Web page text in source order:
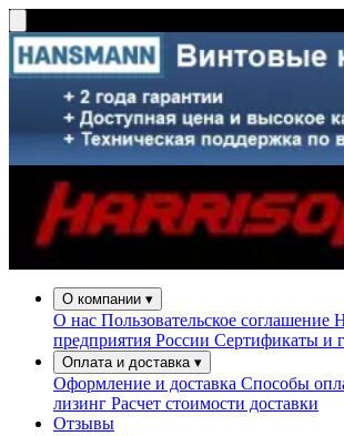
О компании ▾
О нас Пользовательское соглашение
предприятия России Сертификаты и
Оплата и доставка ▾
Оформление и доставка Способы
лизинг Расчет стоимости доставки
Отзывы